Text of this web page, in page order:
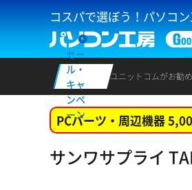
コスパで選ぼう！パソコ
セー
ル・
キャ
ンペ
ーン
ユニットコムがお勧
PCパーツ・周辺機器
サンワサプライ